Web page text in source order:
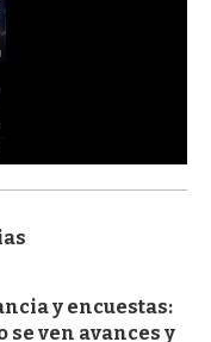
y encuestas:
se ven avances y